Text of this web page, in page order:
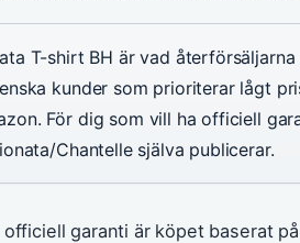
T-shirt BH är vad
kunder som prioriterar lågt
För dig som vill ha officiell
Chantelle själva publicerar.
garanti är köpet baserat